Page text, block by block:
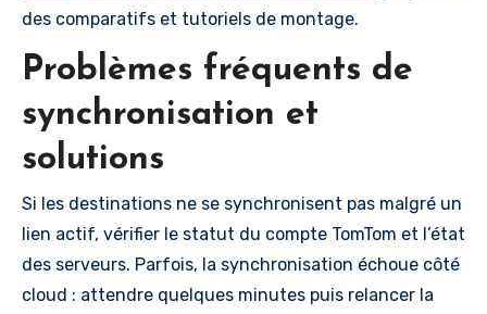
des comparatifs et tutoriels de montage.
Problèmes fréquents de
synchronisation et
solutions
Si les destinations ne se synchronisent pas malgré un
lien actif, vérifier le statut du compte TomTom et l’état
des serveurs. Parfois, la synchronisation échoue côté
cloud : attendre quelques minutes puis relancer la